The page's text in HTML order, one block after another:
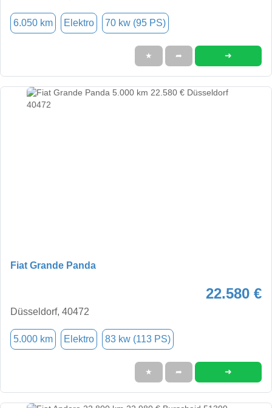
6.050 km Elektro 70 kw (95 PS)
★ ➦ ➜
Fiat Grande Panda
22.580 €
Düsseldorf, 40472
5.000 km Elektro 83 kw (113 PS)
★ ➦ ➜